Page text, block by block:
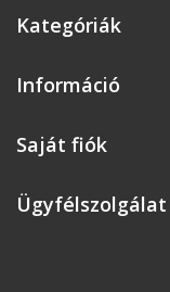
Kategóriák
Információ
Saját fiók
Ügyfélszolgálat